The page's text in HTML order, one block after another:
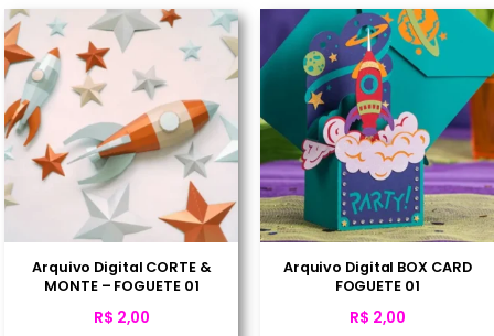
Arquivo Digital CORTE &
MONTE – FOGUETE 01
R$ 2,00
Arquivo Digital BOX CARD
FOGUETE 01
R$ 2,00